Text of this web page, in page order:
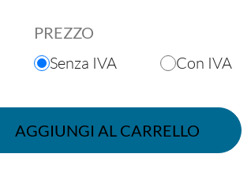
PREZZO
Senza IVA Con IVA
AGGIUNGI AL CARRELLO